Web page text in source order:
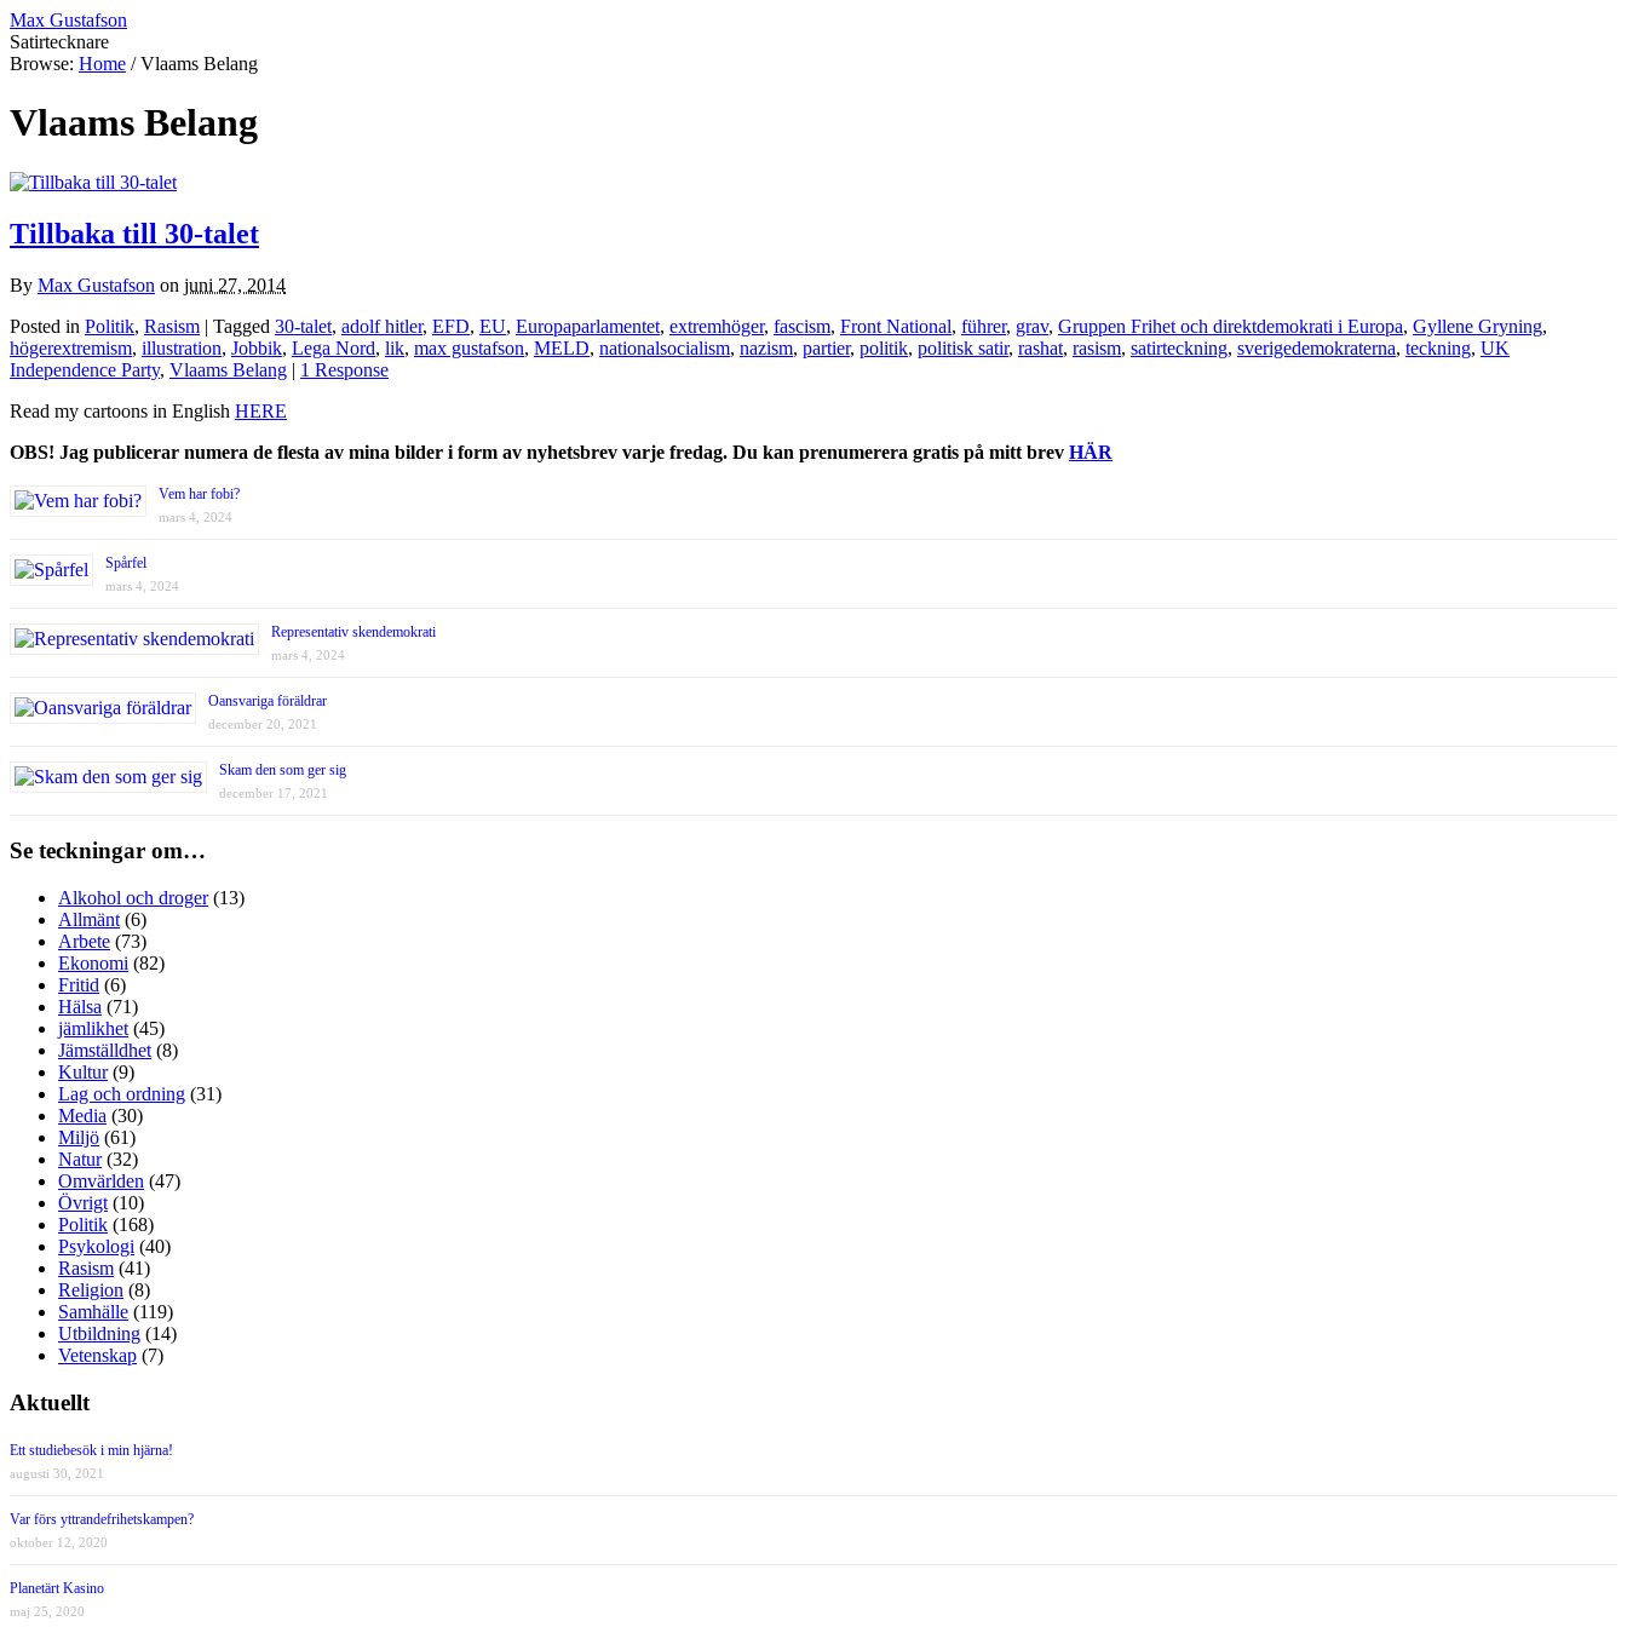
Max Gustafson
Satirtecknare
Browse: Home / Vlaams Belang
Vlaams Belang
Tillbaka till 30-talet
By Max Gustafson on juni 27, 2014
Posted in Politik, Rasism | Tagged 30-talet, adolf hitler, EFD, EU, Europaparlamentet, extremhöger, fascism, Front National, führer, grav, Gruppen Frihet och direktdemokrati i Europa, Gyllene Gryning,
högerextremism, illustration, Jobbik, Lega Nord, lik, max gustafson, MELD, nationalsocialism, nazism, partier, politik, politisk satir, rashat, rasism, satirteckning, sverigedemokraterna, teckning, UK
Independence Party, Vlaams Belang | 1 Response
Read my cartoons in English HERE
OBS! Jag publicerar numera de flesta av mina bilder i form av nyhetsbrev varje fredag. Du kan prenumerera gratis på mitt brev HÄR
Vem har fobi?
mars 4, 2024
Spårfel
mars 4, 2024
Representativ skendemokrati
mars 4, 2024
Oansvariga föräldrar
december 20, 2021
Skam den som ger sig
december 17, 2021
Se teckningar om…
Alkohol och droger(13)
Allmänt (6)
Arbete (73)
Ekonomi (82)
Fritid (6)
Hälsa (71)
jämlikhet (45)
Jämställdhet (8)
Kultur(9)
Lag och ordning (31)
Media (30)
Miljö (61)
Natur(32)
Omvärlden (47)
Övrigt (10)
Politik (168)
Psykologi (40)
Rasism (41)
Religion (8)
Samhälle (119)
Utbildning (14)
Vetenskap (7)
Aktuellt
Ett studiebesök i min hjärna!
augusti 30, 2021
Var förs yttrandefrihetskampen?
oktober 12, 2020
Planetärt Kasino
maj 25, 2020